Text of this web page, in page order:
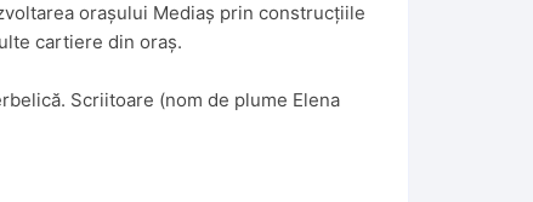
orașului Mediaș prin construcțiile
cartiere din oraș.
Scriitoare (nom de plume Elena